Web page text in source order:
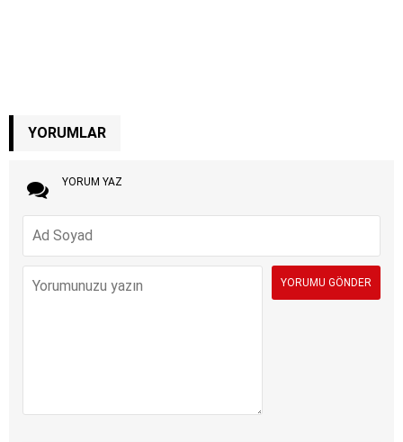
YORUMLAR
YORUM YAZ